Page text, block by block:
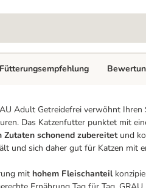
Adult Getreidefrei verwöhnt
Das Katzenfutter punktet mit
Zutaten schonend zubereitetund
und sich daher gut für Katzen mit
mit hohem Fleischanteil
Fütterungsempfehlung